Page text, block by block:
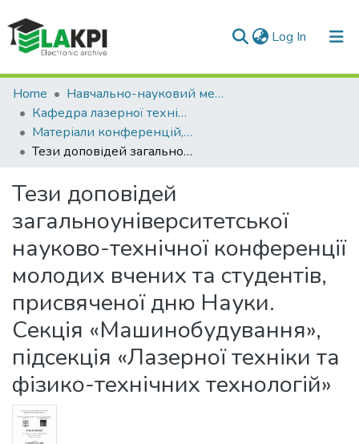
Log In (current)
Communities & Collections
All of DSpace
Statistics
Home
Навчально-науковий механіко-машинобудівний інститут (НН ММІ)
Кафедра лазерної техніки та фізико-технічних технологій (ЛТФТТ)
Матеріали конференцій, семінарів і т.п. (ЛТФТТ)
Тези доповідей загальноуніверситетської науково-технічної конференції молодих вчених та студентів, присвяченої дню Науки. Секція «Машинобудування», підсекція «Лазерної техніки та фізико-технічних технологій»
Тези доповідей
загальноуніверситетської
науково-технічної конференції
молодих вчених та студентів,
присвяченої дню Науки.
Секція «Машинобудування»,
підсекція «Лазерної техніки та
фізико-технічних технологій»